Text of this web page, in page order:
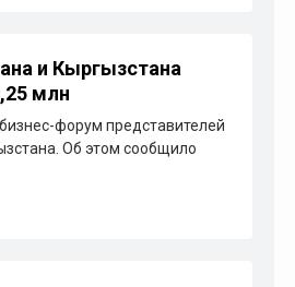
и Кыргызстана
млн
форум представителей
Об этом сообщило